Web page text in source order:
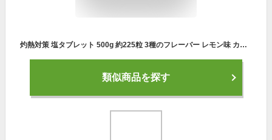
灼熱対策 塩タブレット 500g 約225粒 3種のフレーバー レモン味 カシス味 パイン味 大容量 業務用 大袋 熱中対策 部活動 スポーツ 熱中症対策 熱中飴 キャンディ ラムネ レジャー 工事現場 夏バテ防止 塩分補給 ミネラル補給
類似商品を探す